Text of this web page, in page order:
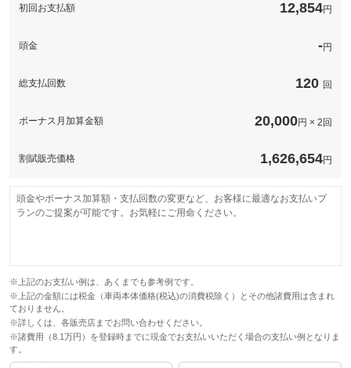
初回お支払額 12,854円
頭金 -円
総支払回数 120 回
ボーナス月加算金額 20,000円 × 2回
割賦販売価格 1,626,654円
頭金やボーナス加算額・支払回数の変更など、お客様に最適なお支払いプ
ランのご提案が可能です。お気軽にご用命ください。
※上記のお支払い例は、あくまでも参考例です。
※上記の金額には税金（車両本体価格(税込)の消費税除く）とその他諸費用は含まれ
ておりません。
※詳しくは、各販売店までお問い合わせください。
※諸費用（8.1万円）を登録時までに現金でお支払いいただく場合の支払い例となりま
す。